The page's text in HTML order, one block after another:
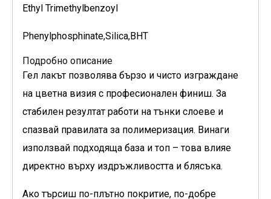
Ethyl Trimethylbenzoyl
Phenylphosphinate,Silica,BHT
Подробно описание
Гел лакът позволява бързо и чисто изграждане
на цветна визия с професионален финиш. За
стабилен резултат работи на тънки слоеве и
спазвай правилата за полимеризация. Винаги
използвай подходяща база и топ – това влияе
директно върху издръжливостта и блясъка.
Ако търсиш по-плътно покритие, по-добре